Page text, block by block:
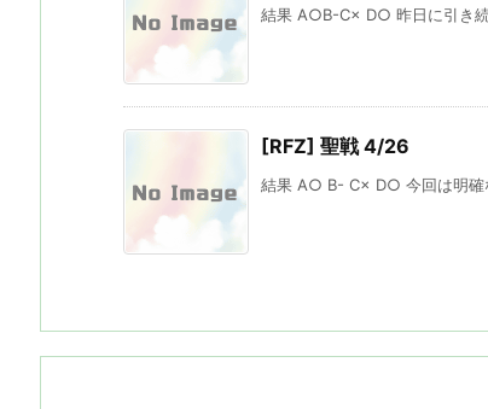
結果 A○B-C× D○ 昨日に引き
[RFZ] 聖戦 4/26
結果 A○ B- C× D○ 今回は明確